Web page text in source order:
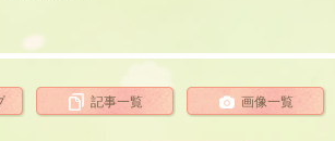
記事一覧 画像一覧